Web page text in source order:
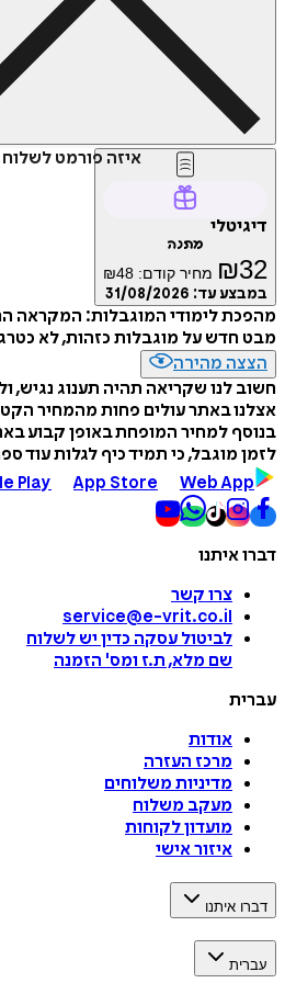
איזה פורמט
דיגיטלי
מתנה
₪32 מחיר קודם: ₪48
במבצע עד: 31/08/2026
מהפכת לימודי המוגבלות: המקראה
מבט חדש על מוגבלות כזהות, לא
הצצה מהירה
חשוב לנו שקריאה תהיה תענוג נגיש,
אצלנו באתר עולים פחות מהמחיר
בנוסף למחיר המופחת באופן קבוע
לזמן מוגבל, כי תמיד כיף לגלות עוד
Play
App Store Web App
דברו איתנו
צרו קשר
service@e-vrit.co.il
לביטול עסקה כדין יש לשלוח
שם מלא, ת.ז ומס' הזמנה
עברית
אודות
מרכז העזרה
מדיניות משלוחים
מעקב משלוח
מועדון לקוחות
איזור אישי
דברו איתנו
עברית